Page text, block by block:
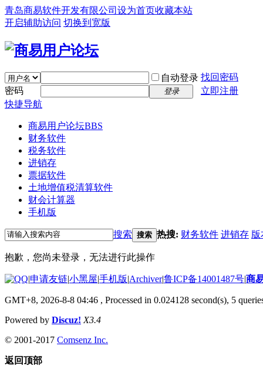
青岛商易软件开发有限公司 设为首页收藏本站
开启辅助访问 切换到宽版
自动登录 找回密码
密码
登录
立即注册
快捷导航
商易用户论坛BBS
财务软件
税务软件
进销存
票据软件
土地增值税清算软件
财会计算器
手机版
搜索 搜索 热搜: 财务软件 进销存 版
抱歉，您尚未登录，无法进行此操作
|申请友链|小黑屋|手机版|Archiver|鲁ICP备14001487号|商
GMT+8, 2026-8-8 04:46 , Processed in 0.024128 second(s), 5
Powered by Discuz! X3.4
© 2001-2017 Comsenz Inc.
返回顶部